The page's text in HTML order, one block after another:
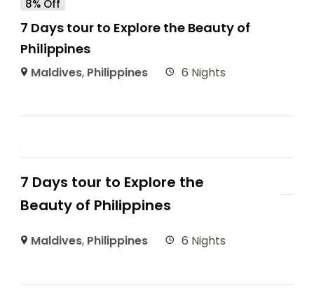
8% Off
7 Days tour to Explore the Beauty of
Philippines
Maldives, Philippines 6 Nights
7 Days tour to Explore the
Beauty of Philippines
Maldives, Philippines 6 Nights